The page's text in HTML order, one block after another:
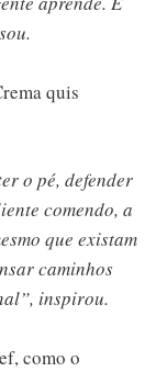
quis
o pé, defender
comendo, a
que existam
caminhos
”, inspirou.
como o